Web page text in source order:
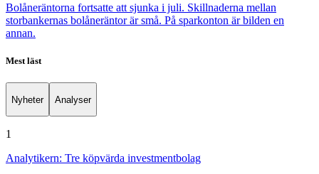
Bolåneräntorna fortsatte att sjunka i juli. Skillnaderna mellan
storbankernas bolåneräntor är små. På sparkonton är bilden en
annan.
Mest läst
Nyheter Analyser
1
Analytikern: Tre köpvärda investmentbolag